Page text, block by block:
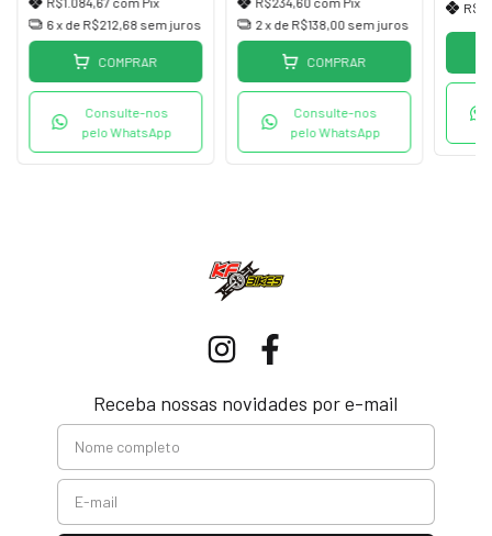
6x de R$212,68 sem juros
COMPRAR
Consulte-nos
pelo WhatsApp
2x de R$138,00 sem juros
COMPRAR
Consulte-nos
pelo WhatsApp
Receba nossas novidades por e-mail